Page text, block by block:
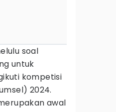
soal
untuk
kompetisi
2024.
awal